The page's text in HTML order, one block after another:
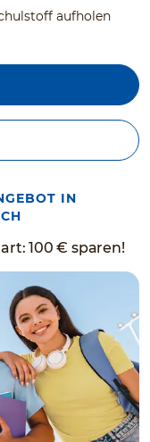
aufholen
IN
100 € sparen!